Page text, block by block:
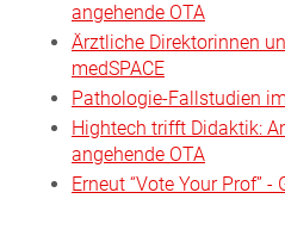
angehende OTA
Ärztliche Direktorinnen
medSPACE
Pathologie-Fallstudien
Hightech trifft Didaktik:
angehende OTA
Erneut “Vote Your Prof” -